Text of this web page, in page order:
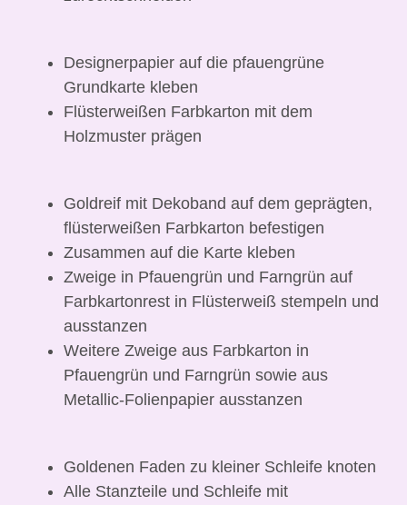
Designerpapier auf die pfauengrüne
Grundkarte kleben
Flüsterweißen Farbkarton mit dem
Holzmuster prägen
Goldreif mit Dekoband auf dem geprägten,
flüsterweißen Farbkarton befestigen
Zusammen auf die Karte kleben
Zweige in Pfauengrün und Farngrün auf
Farbkartonrest in Flüsterweiß stempeln und
ausstanzen
Weitere Zweige aus Farbkarton in
Pfauengrün und Farngrün sowie aus
Metallic-Folienpapier ausstanzen
Goldenen Faden zu kleiner Schleife knoten
Alle Stanzteile und Schleife mit